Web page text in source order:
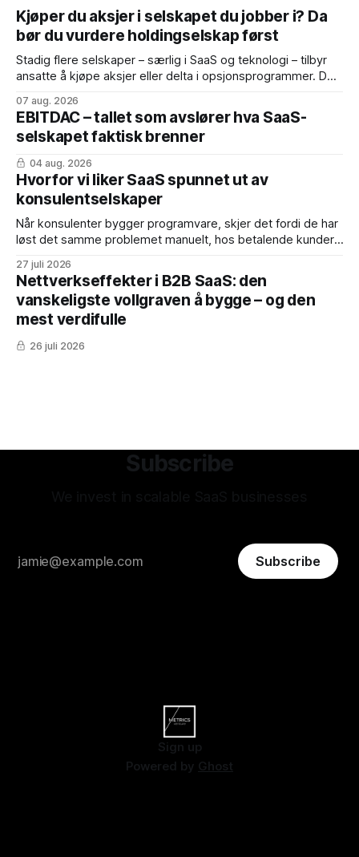
Kjøper du aksjer i selskapet du jobber i? Da
bør du vurdere holdingselskap først
Stadig flere selskaper – særlig i SaaS og teknologi – tilbyr
ansatte å kjøpe aksjer eller delta i opsjonsprogrammer. Det
medeierskap er noe av det sterkeste limet et scaleup-
selskap kan bygge. Men de fleste ansatte gjør én feil idet
de takker ja:
07 aug. 2026
EBITDAC – tallet som avslører hva SaaS-
selskapet faktisk brenner
04 aug. 2026
Hvorfor vi liker SaaS spunnet ut av
konsulentselskaper
Når konsulenter bygger programvare, skjer det fordi de har
løst det samme problemet manuelt, hos betalende kunder,
product-market fit. Fordelene: * Inntekter fra dag én – de
første årskontraktene er ofte konvertert fra eksisterende
konsulentavtaler * Dyp domenekunnskap – teamet vet
hvordan kjøperen tenker, hvem
27 juli 2026
Nettverkseffekter i B2B SaaS: den
vanskeligste vollgraven å bygge – og den
mest verdifulle
26 juli 2026
Subscribe
Subscribe
Sign up
Powered by Ghost